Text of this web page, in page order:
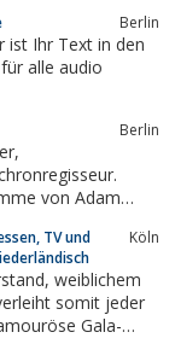
einsetzenBerlin
ist Ihr Text in den
alle audio
Berlin
von Adam
TV und
Köln
somit jeder
Gala-